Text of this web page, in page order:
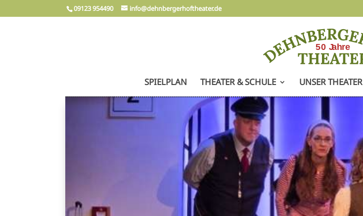
09123 954490 info@dehnbergerhoftheater.de
SPIELPLAN THEATER & SCHULE UNSER THEATER